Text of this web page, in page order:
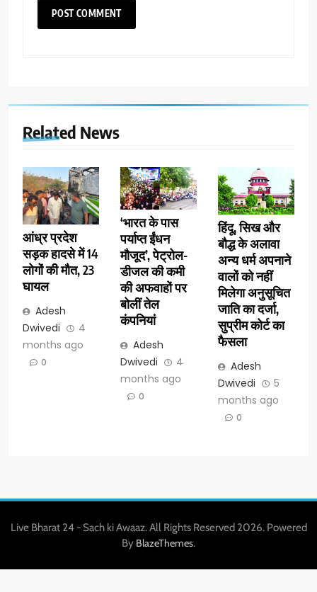
Related News
आंध्र प्रदेश
सड़क हादसे में 14
लोगों की मौत, 23
घायल
Adesh
Dwivedi
4
months ago
0
‘भारत के पास
पर्याप्त ईंधन
मौजूद’, पेट्रोल-
डीजल की कमी
की अफवाहों पर
बोलीं तेल
कंपनियां
Adesh
Dwivedi
4
months ago
0
हिंदू, सिख और
बौद्ध के अलावा
अन्य धर्म अपनाने
वालों को नहीं
मिलेगा अनुसूचित
जाति का दर्जा,
सुप्रीम कोर्ट का
फैसला
Adesh
Dwivedi
5
months ago
0
Live Bharat 24 - Sach ki Awaaz. All Rights Reserved 2026. Powered
By BlazeThemes.